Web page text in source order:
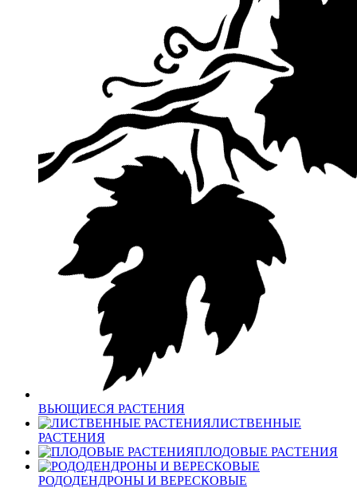
ВЬЮЩИЕСЯ РАСТЕНИЯ
ЛИСТВЕННЫЕ
РАСТЕНИЯ
ПЛОДОВЫЕ РАСТЕНИЯ
РОДОДЕНДРОНЫ И ВЕРЕСКОВЫЕ